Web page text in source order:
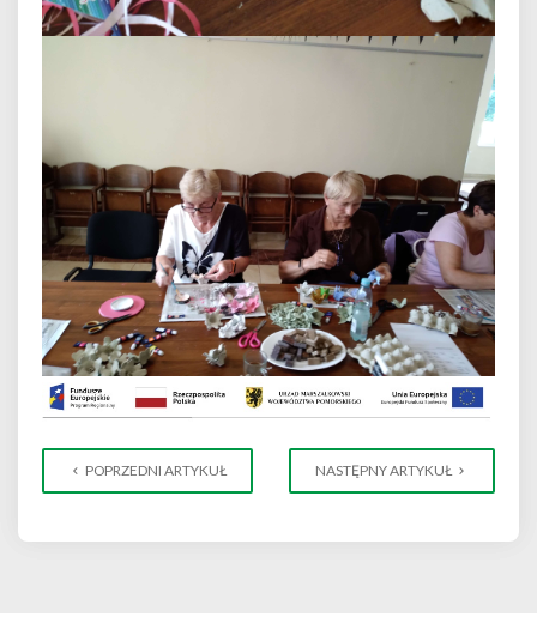
POPRZEDNI ARTYKUŁ NASTĘPNY ARTYKUŁ